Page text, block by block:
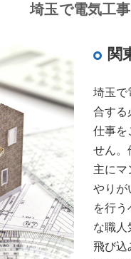
埼玉で電気工
関
埼玉で
合する
仕事を
せん。
主にマ
やりが
を行
な職
飛び込